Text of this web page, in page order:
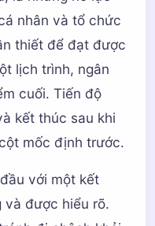
nhân và tổ chức
thiết để đạt được
lịch trình, ngân
cuối. Tiến độ
kết thúc sau khi
mốc định trước.
với một kết
và được hiểu rõ.